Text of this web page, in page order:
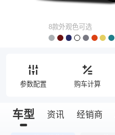
8款外观色可选
参数配置 购车计算
车型 资讯 经销商